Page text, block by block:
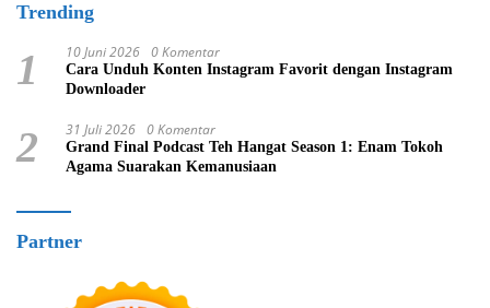
Trending
1 10 Juni 2026 0 Komentar
Cara Unduh Konten Instagram Favorit dengan Instagram
Downloader
2 31 Juli 2026 0 Komentar
Grand Final Podcast Teh Hangat Season 1: Enam Tokoh
Agama Suarakan Kemanusiaan
Partner